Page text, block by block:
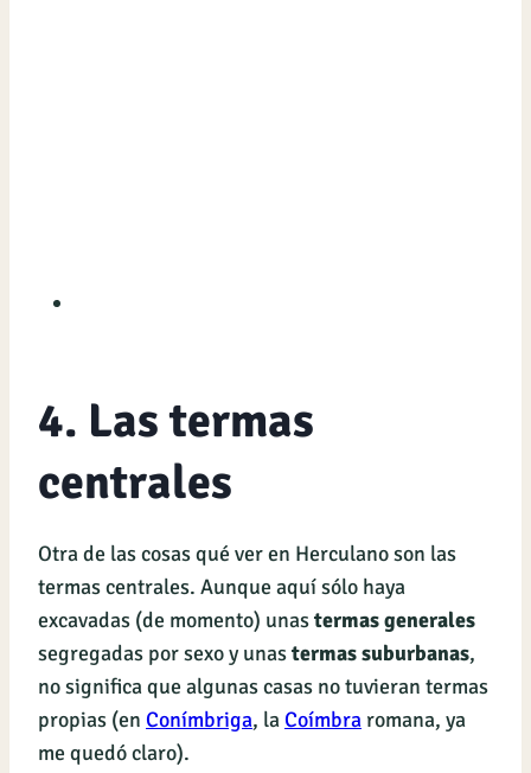
4. Las termas
centrales
Otra de las cosas qué ver en Herculano son las
termas centrales. Aunque aquí sólo haya
excavadas (de momento) unastermas generales
segregadas por sexo y unastermas suburbanas,
no significa que algunas casas no tuvieran termas
propias (en Conímbriga, la Coímbra romana, ya
me quedó claro).